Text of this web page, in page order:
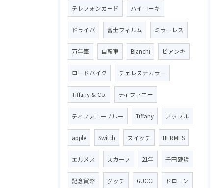
テレフォンカード ハイコーキ
ドライバ 富士フィルム ミラーレス
万年筆 自転車 Bianchi ビアンキ
ロードバイク チェレステカラー
Tiffany & Co. ティファニー
ティファニーブルー Tiffany アップル
apple Switch スイッチ HERMES
エルメス スカーフ 21年 千円硬貨
記念貨幣 グッチ GUCCI ドローン